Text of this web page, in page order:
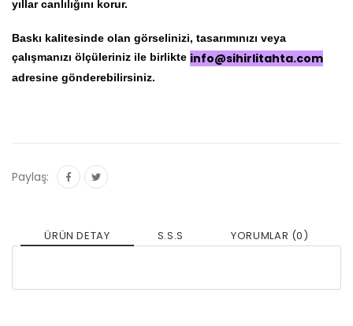
yıllar canlılığını korur.
Baskı kalitesinde olan görselinizi, tasarımınızı veya
çalışmanızı ölçüleriniz ile birlikte info@sihirlitahta.com
adresine gönderebilirsiniz.
Paylaş:
ÜRÜN DETAY S.S.S YORUMLAR (0)